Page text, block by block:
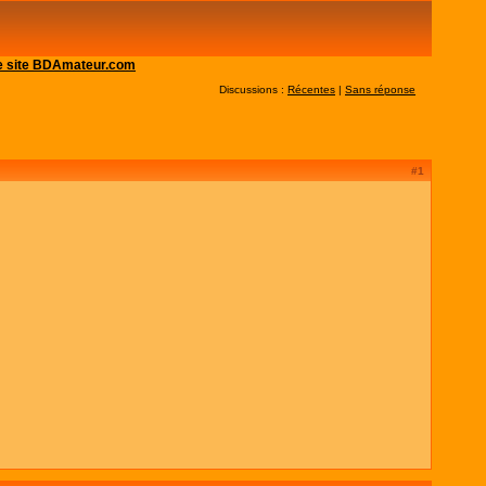
site BDAmateur.com
Discussions : Récentes | Sans réponse
#1